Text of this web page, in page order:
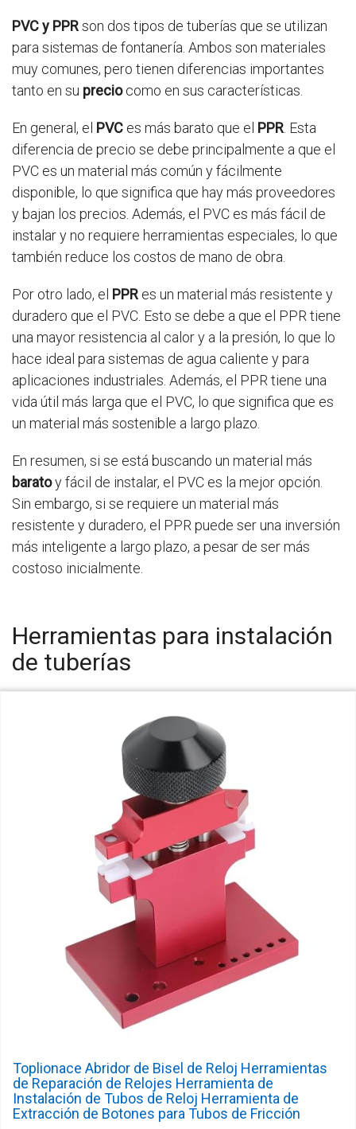
PVC y PPRson dos tipos de tuberías que se utilizan
para sistemas de fontanería. Ambos son materiales
muy comunes, pero tienen diferencias importantes
tanto en su preciocomo en sus características.
En general, el PVC es más barato que el PPR . Esta
diferencia de precio se debe principalmente a que el
PVC es un material más común y fácilmente
disponible, lo que significa que hay más proveedores
y bajan los precios. Además, el PVC es más fácil de
instalar y no requiere herramientas especiales, lo que
también reduce los costos de mano de obra.
Por otro lado, el PPR es un material más resistente y
duradero que el PVC. Esto se debe a que el PPR tiene
una mayor resistencia al calor y a la presión, lo que lo
hace ideal para sistemas de agua caliente y para
aplicaciones industriales. Además, el PPR tiene una
vida útil más larga que el PVC, lo que significa que es
un material más sostenible a largo plazo.
En resumen, si se está buscando un material más
baratoy fácil de instalar, el PVC es la mejor opción.
Sin embargo, si se requiere un material más
resistente y duradero, el PPR puede ser una inversión
más inteligente a largo plazo, a pesar de ser más
costoso inicialmente.
Herramientas para instalación
de tuberías
Toplionace Abridor de Bisel de Reloj Herramientas
de Reparación de Relojes Herramienta de
Instalación de Tubos de Reloj Herramienta de
Extracción de Botones para Tubos de Fricción